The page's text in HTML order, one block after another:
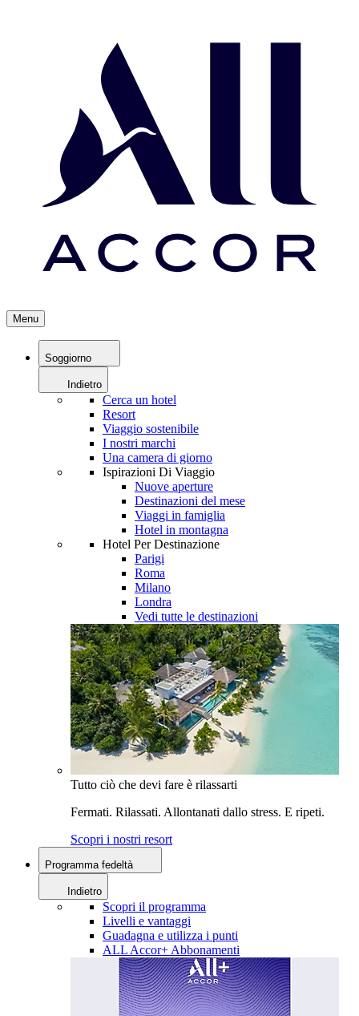
Menu
Soggiorno
Indietro
Cerca un hotel
Resort
Viaggio sostenibile
I nostri marchi
Una camera di giorno
Ispirazioni Di Viaggio
Nuove aperture
Destinazioni del mese
Viaggi in famiglia
Hotel in montagna
Hotel Per Destinazione
Parigi
Roma
Milano
Londra
Vedi tutte le destinazioni
Tutto ciò che devi fare è rilassarti
Fermati. Rilassati. Allontanati dallo stress. E ripeti.
Scopri i nostri resort
Programma fedeltà
Indietro
Scopri il programma
Livelli e vantaggi
Guadagna e utilizza i punti
ALL Accor+ Abbonamenti